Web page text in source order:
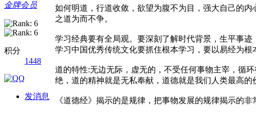
金牌会员
积分
1448
发消息
如何明道，行道收敛，欲望为腹不为目，强大自己的
之道为而不争。
学习经典要有全局观。要深刻了解时代背景，生平事迹
学习中国优秀传统文化要抓住根本学习，要以易经为根
道的特性:无边无际，虚无的，不受任何事物主宰，循
绝，道的精神就是无私奉献，道德就是我们人类最高的
《道德经》揭示的是规律，把事物发展的规律揭示的